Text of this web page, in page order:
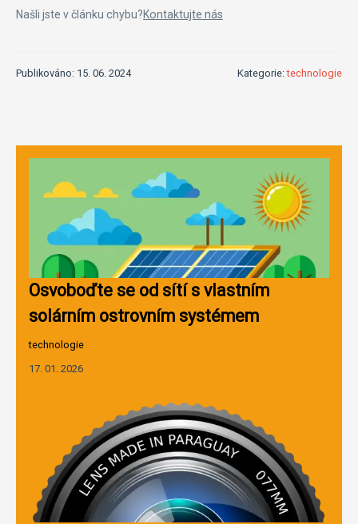
Našli jste v článku chybu?Kontaktujte nás
Publikováno: 15. 06. 2024 Kategorie:technologie
Osvoboďte se od sítí s vlastním
solárním ostrovním systémem
technologie
17. 01. 2026